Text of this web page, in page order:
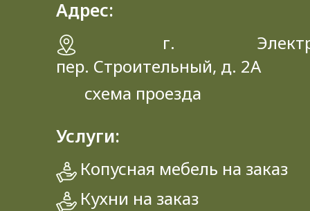
Адрес:
г.
пер. Строительный, д. 2A
схема проезда
Услуги:
Копусная мебель на заказ
Кухни на заказ